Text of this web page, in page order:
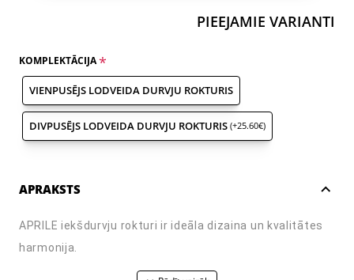
PIEEJAMIE VARIANTI
KOMPLEKTĀCIJA
VIENPUSĒJS LODVEIDA DURVJU ROKTURIS
DIVPUSĒJS LODVEIDA DURVJU ROKTURIS (+25.60€)
APRAKSTS
APRILE iekšdurvju rokturi ir ideāla dizaina un kvalitātes
harmonija.